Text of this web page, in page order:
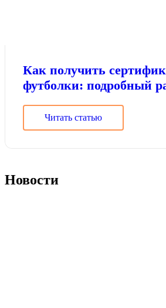
Как получить
футболки: подробный
Читать статью
Новости